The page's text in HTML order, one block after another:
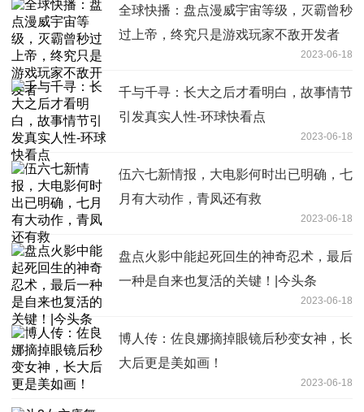
全球快播：盘点漫威宇宙等级，灭霸曾秒
过上帝，终究只是游戏玩家不敌开发者
2023-06-18
千与千寻：长大之后才看明白，故事情节
引发真实人性-环球快看点
2023-06-18
伍六七新情报，大电影何时出已明确，七
月有大动作，青凤还有救
2023-06-18
盘点火影中能起死回生的神奇忍术，最后
一种是自来也复活的关键！|今头条
2023-06-18
博人传：佐良娜摘掉眼镜后秒变女神，长
大后更是美如画！
2023-06-18